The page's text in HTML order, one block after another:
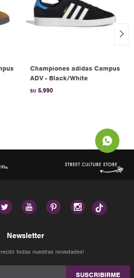
Championes adidas Campus
ADV - Black/White
$U 5.990
   
Newsletter
todas nuestras novedades!
SUSCRIBIRME